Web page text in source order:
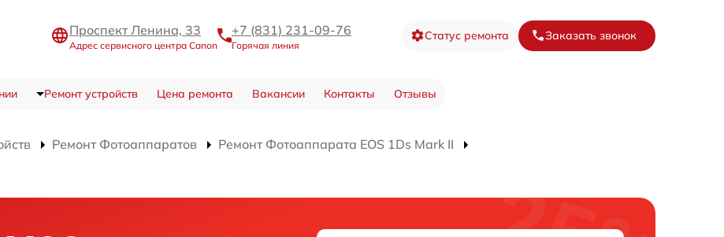
Проспект Ленина, 33
Адрес сервисного центра Canon
+7 (831) 231-09-76
Горячая линия
Статус ремонта Заказать звонок
Ремонт устройств Цена ремонта Вакансии Контакты Отзывы
Ремонт Фотоаппаратов
Ремонт Фотоаппарата EOS 1Ds Mark II